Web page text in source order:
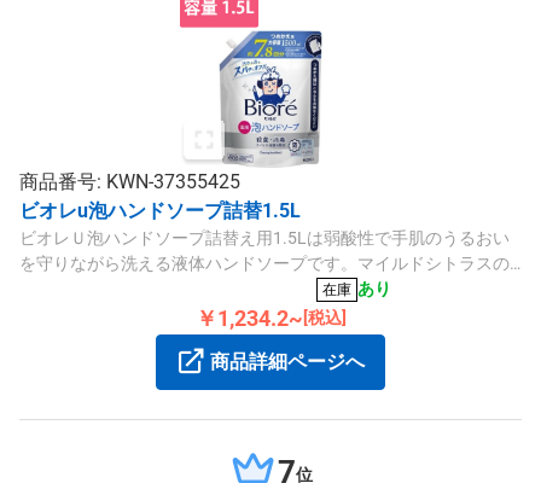
商品番号: KWN-37355425
ビオレu泡ハンドソープ詰替1.5L
ビオレＵ泡ハンドソープ詰替え用1.5Lは弱酸性で手肌のうるおい
を守りながら洗える液体ハンドソープです。マイルドシトラスの
在庫 あり
￥1,234.2~ [税込]
商品詳細ページへ
7位